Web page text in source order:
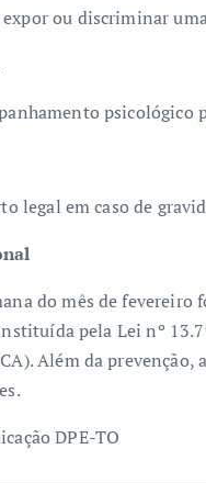
ou discriminar
psicológico
legal em caso de
do mês de fevereiro
pela Lei nº
Além da
DPE-TO